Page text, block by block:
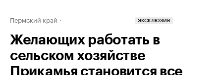
Пермский край ЭКСКЛЮЗИВ
Желающих работать в
сельском хозяйстве
Прикамья становится все